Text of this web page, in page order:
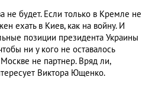
не будет. Если только в Кремле не
ехать в Киев, как на войну. И
позиции президента Украины
ни у кого не оставалось
не партнер. Вряд ли,
Виктора Ющенко.